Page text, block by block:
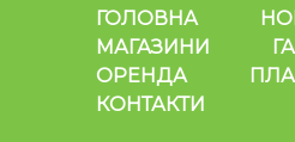
ГОЛОВНА
МАГАЗИНИ
ОРЕНДА
КОНТАКТИ